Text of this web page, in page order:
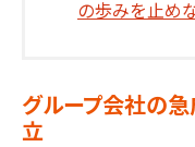
の歩みを止め
グループ会社の
立